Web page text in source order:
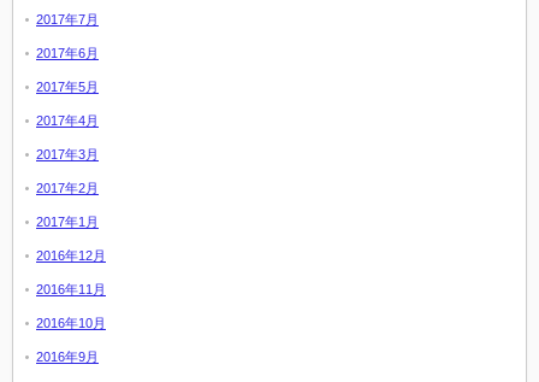
2017年7月
2017年6月
2017年5月
2017年4月
2017年3月
2017年2月
2017年1月
2016年12月
2016年11月
2016年10月
2016年9月